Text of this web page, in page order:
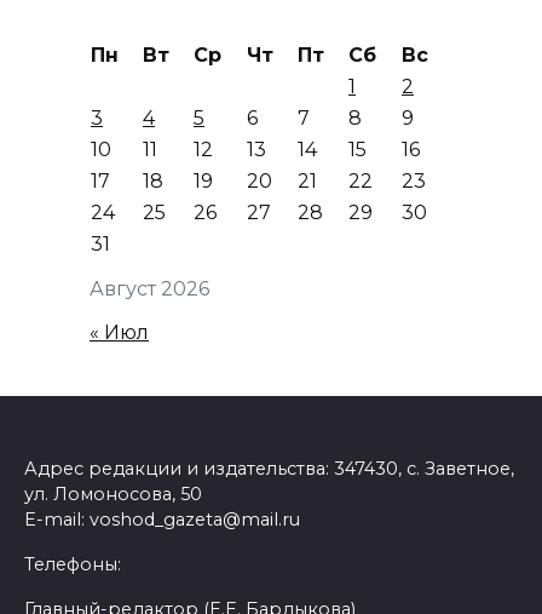
Август 2026
Пн Вт Ср Чт Пт Сб
Вс
1
2
3
4 5 6 7 8
9
10
11 12 13 14 15
16
17
18 19 20 21 22
23
24
25 26 27 28 29
30
31
« Июл
Адрес редакции и издательства: 347430, с. Заветное,
ул. Ломоносова, 50
E-mail: voshod_gazeta@mail.ru
Телефоны:
Главный-редактор (Е.Е. Бардыкова)